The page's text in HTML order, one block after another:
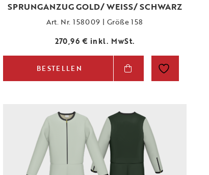
SPRUNGANZUG GOLD/ WEISS/ SCHWARZ
Art. Nr. 158009 | Größe 158
270,96 € inkl. MwSt.
BESTELLEN